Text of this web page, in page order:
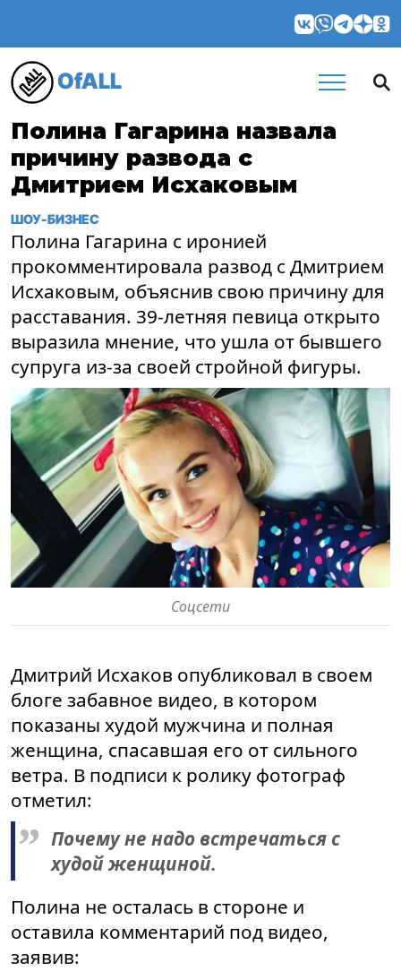
OfALL
Полина Гагарина назвала
причину развода с
Дмитрием Исхаковым
ШОУ-БИЗНЕС
Полина Гагарина с иронией
прокомментировала развод с Дмитрием
Исхаковым, объяснив свою причину для
расставания. 39-летняя певица открыто
выразила мнение, что ушла от бывшего
супруга из-за своей стройной фигуры.
Соцсети
Дмитрий Исхаков опубликовал в своем
блоге забавное видео, в котором
показаны худой мужчина и полная
женщина, спасавшая его от сильного
ветра. В подписи к ролику фотограф
отметил:
Почему не надо встречаться с
худой женщиной.
Полина не осталась в стороне и
оставила комментарий под видео,
заявив: